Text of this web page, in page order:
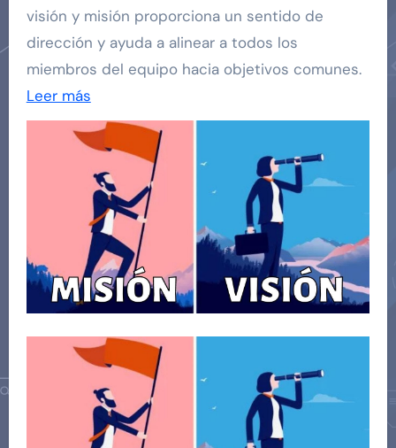
visión y misión proporciona un sentido de
dirección y ayuda a alinear a todos los
miembros del equipo hacia objetivos comunes.
Leer más